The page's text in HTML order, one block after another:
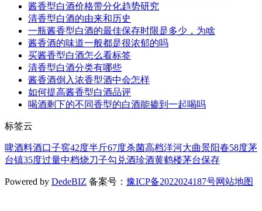
酱香型白酒价格带分化趋势研究
清香型白酒的由来和历史
一瓶酱香型白酒的最佳保存时限是多少，为啥
酱香酒的味道一般都是很浓郁的吗
买酱香型白酒怎么看标签
清香型白酒分类有哪些
酱香酒倒入浓香型酒中会怎样
如何提高酱香型白酒品评
喝酒剩下的不同香型的白酒能掺到一起喝吗
标签云
啤酒料酒口子窖42度半斤67度杀菌高档洋河大曲景阳春58度茅
台镇35度过量中档烧刀子勾兑酒珍酒黄鹤楼茅台保存
Powered by DedeBIZ 备案号： 豫ICP备2022024187号网站地图